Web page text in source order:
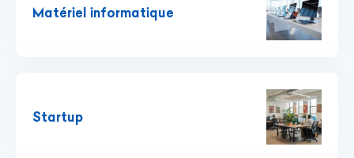
Matériel informatique
Startup